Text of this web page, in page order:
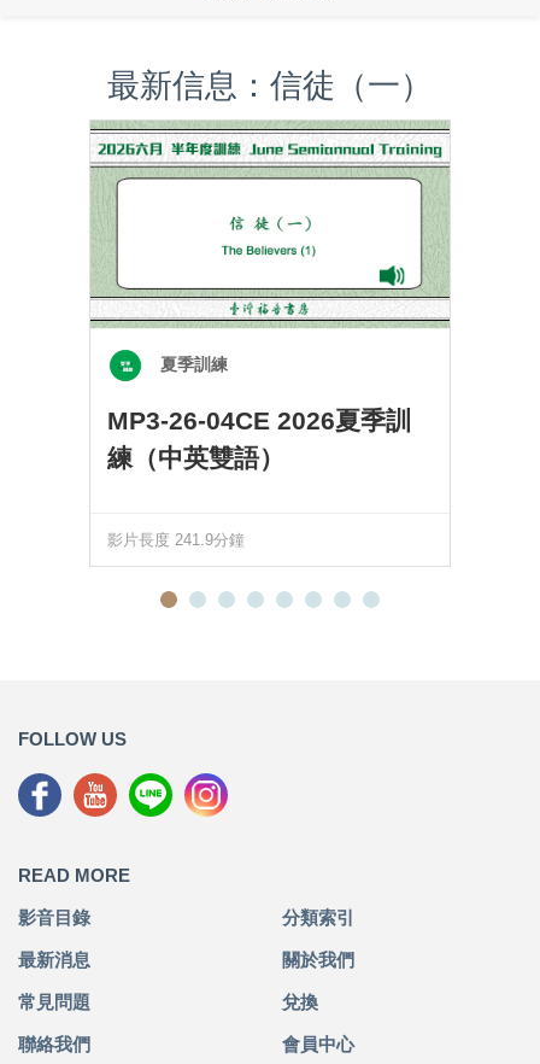
最新信息：信徒（一）
夏季訓練
MP3-26-04CE 2026夏季訓
練（中英雙語）
影片長度 241.9分鐘
FOLLOW US
READ MORE
影音目錄 分類索引
最新消息 關於我們
常見問題 兌換
聯絡我們 會員中心